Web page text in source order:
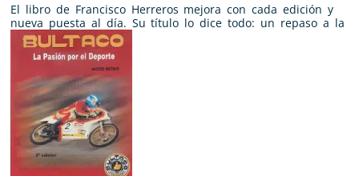
El libro de Francisco Herreros mejora con cada edición y
nueva puesta al día. Su título lo dice todo: un repaso a la